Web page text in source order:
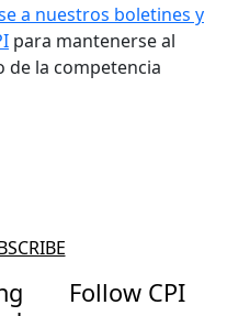
a nuestros boletines y
para mantenerse al
la competencia
Follow CPI